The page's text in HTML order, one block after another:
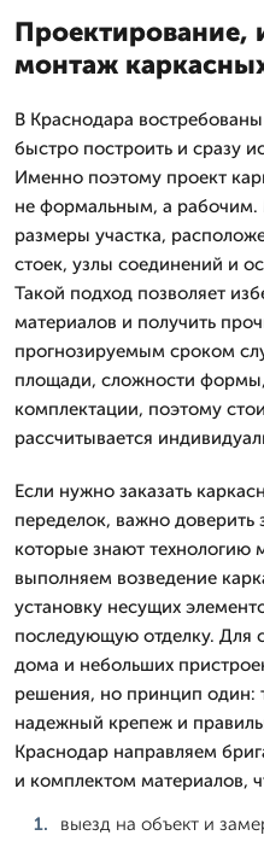
Проектирование,
монтаж
В Краснодара
быстро построить и сразу
Именно поэтому проект
не формальным, а рабочим.
размеры участка,
стоек, узлы соединений и
Такой подход позволяет
материалов и получить
прогнозируемым сроком
площади, сложности
комплектации, поэтому
рассчитывается
Если нужно заказать
переделок, важно доверить
которые знают технологию
выполняем возведение
установку несущих
последующую отделку. Для
дома и небольших
решения, но принцип один:
надежный крепеж и
Краснодар направляем
и комплектом материалов,
выезд на объект и